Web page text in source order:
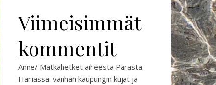
Viimeisimmät
kommentit
Anne/ Matkahetket aiheesta Parasta
Haniassa: vanhan kaupungin kujat ja